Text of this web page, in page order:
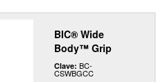
BIC® Wide
Body™ Grip
Clave: BC-
CSWBGCC